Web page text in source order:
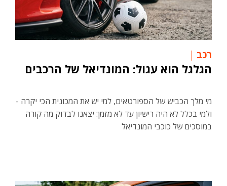
רכב
הגלגל הוא עגול: המונדיאל של הרכבים
מי מלך הכביש של הספורטאים, למי יש את המכונית הכי יקרה -
ולמי בכלל לא היה רישיון עד לא מזמן: יצאנו לבדוק מה קורה
במוסכים של כוכבי המונדיאל